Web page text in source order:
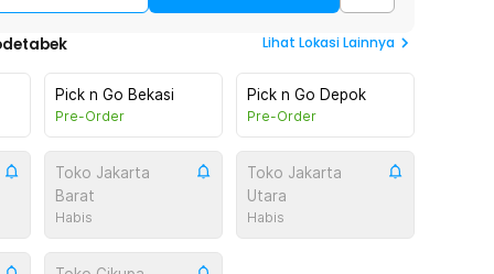
Lihat Lokasi Lainnya
Pick n Go Bekasi
Pre-Order
Pick n Go Depok
Pre-Order
Toko Jakarta
Barat
Habis
Toko Jakarta
Utara
Habis